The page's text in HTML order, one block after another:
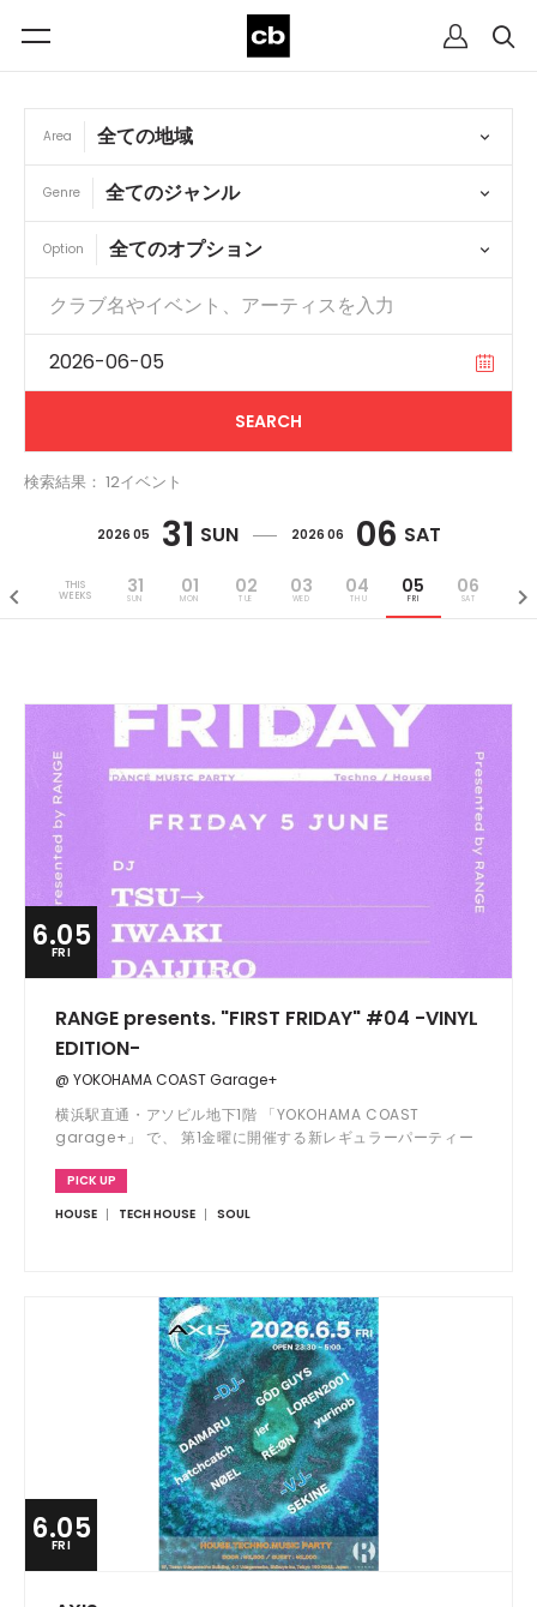
Area
Genre
Option
検索結果： 12イベント
2026 05 31 SUN 2026 06 06 SAT
THIS
WEEKS
31
SUN
01
MON
02
TUE
03
WED
04
THU
05
FRI
06
SAT
6.05
FRI
RANGE presents. "FIRST FRIDAY" #04 -VINYL
EDITION-
@ YOKOHAMA COAST Garage+
横浜駅直通・アソビル地下1階 「YOKOHAMA COAST
garage+」 で、 第1金曜に開催する新レギュラーパーティー
を」をテーマに、仕事終わりや週末のはじまりに、気軽に立ち
寄れるダンスフロアを横浜から提案します。
PICK UP
HOUSE
TECH HOUSE SOUL
6.05
FRI